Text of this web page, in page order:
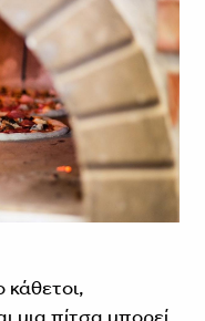
κάθετοι,
μια πίτσα μπορεί